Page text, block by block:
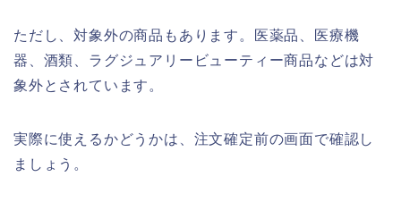
ただし、対象外の商品もあります。医薬品、医療機
器、酒類、ラグジュアリービューティー商品などは対
象外とされています。
実際に使えるかどうかは、注文確定前の画面で確認し
ましょう。